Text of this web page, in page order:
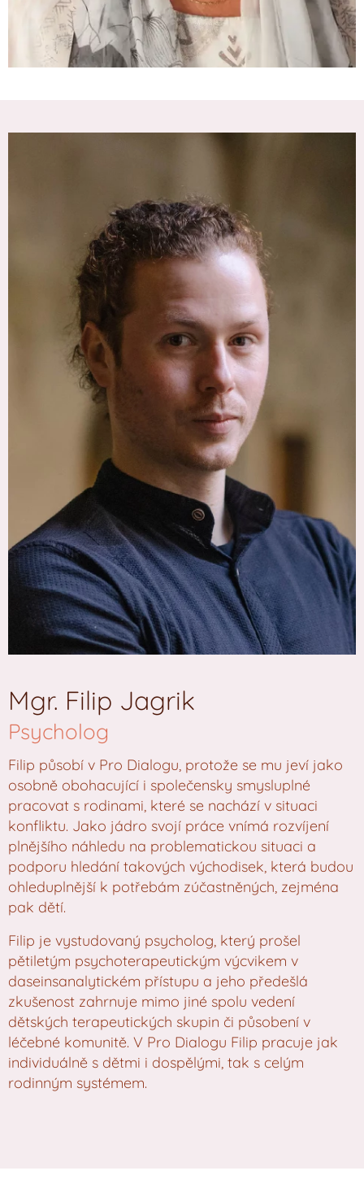
Mgr. Filip Jagrik
Psycholog
Filip působí v Pro Dialogu, protože se mu jeví jako
osobně obohacující i společensky smysluplné
pracovat s rodinami, které se nachází v situaci
konfliktu. Jako jádro svojí práce vnímá rozvíjení
plnějšího náhledu na problematickou situaci a
podporu hledání takových východisek, která budou
ohleduplnější k potřebám zúčastněných, zejména
pak dětí.
Filip je vystudovaný psycholog, který prošel
pětiletým psychoterapeutickým výcvikem v
daseinsanalytickém přístupu a jeho předešlá
zkušenost zahrnuje mimo jiné spolu vedení
dětských terapeutických skupin či působení v
léčebné komunitě. V Pro Dialogu Filip pracuje jak
individuálně s dětmi i dospělými, tak s celým
rodinným systémem.